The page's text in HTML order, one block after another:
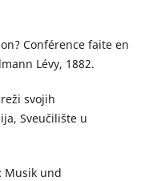
Conférence faite en
Lévy, 1882.
svojih
Sveučilište u
Musik und